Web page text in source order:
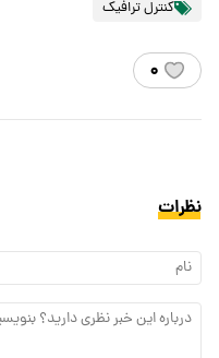
کنترل ترافیک
۰
نظرات